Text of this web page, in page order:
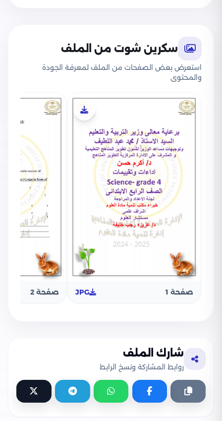
سكرين شوت من الملف
استعرض بعض الصفحات من الملف لمعرفة الجودة
والمحتوى
صفحة 1 JPG صفحة 2
شارك الملف
روابط المشاركة ونسخ الرابط